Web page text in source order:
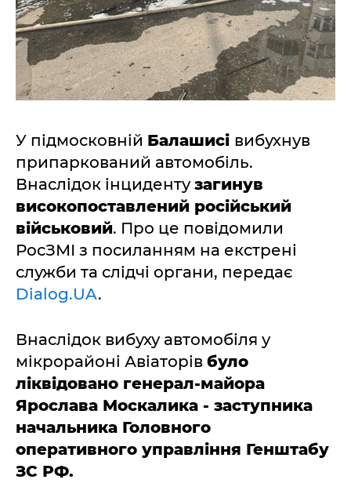
У підмосковній Балашисі вибухнув
припаркований автомобіль.
Внаслідок інцидентузагинув
високопоставлений російський
військовий. Про це повідомили
РосЗМІ з посиланням на екстрені
служби та слідчі органи, передає
Dialog.UA.
Внаслідок вибуху автомобіля у
мікрорайоні Авіаторів було
ліквідовано генерал-майора
Ярослава Москалика - заступника
начальника Головного
оперативного управління Генштабу
ЗС РФ.